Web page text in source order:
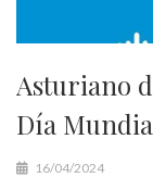
Asturiano
Día
16/04/2024